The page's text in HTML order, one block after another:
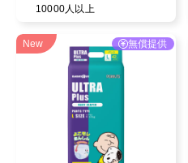
スクリーム 80ml モニター募
10000人以上
New 無償提供